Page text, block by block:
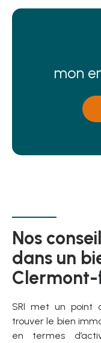
mon
Nos
dans un
SRI met un point
trouver le bien
en termes